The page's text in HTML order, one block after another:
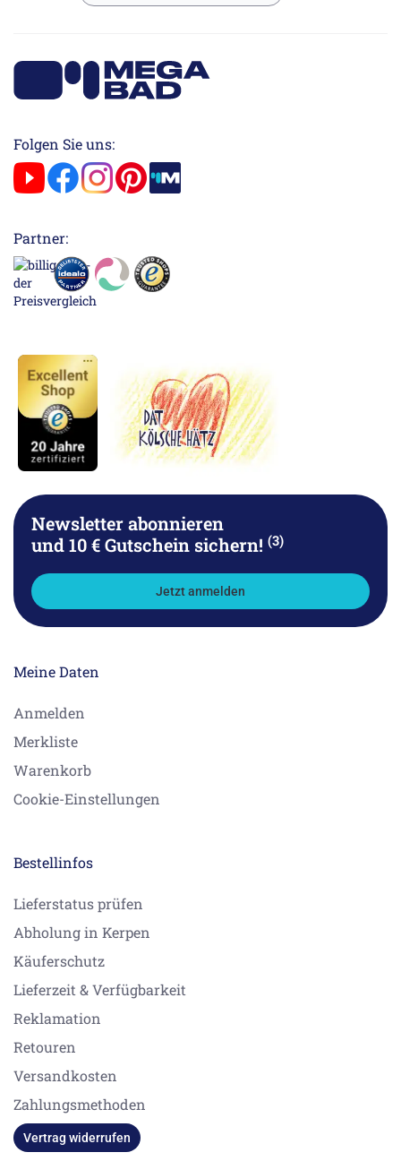
Folgen Sie uns:
Partner:
Newsletter abonnieren
und 10 € Gutschein sichern! (3)
Jetzt anmelden
Meine Daten
Anmelden
Merkliste
Warenkorb
Cookie-Einstellungen
Bestellinfos
Lieferstatus prüfen
Abholung in Kerpen
Käuferschutz
Lieferzeit & Verfügbarkeit
Reklamation
Retouren
Versandkosten
Zahlungsmethoden
Vertrag widerrufen